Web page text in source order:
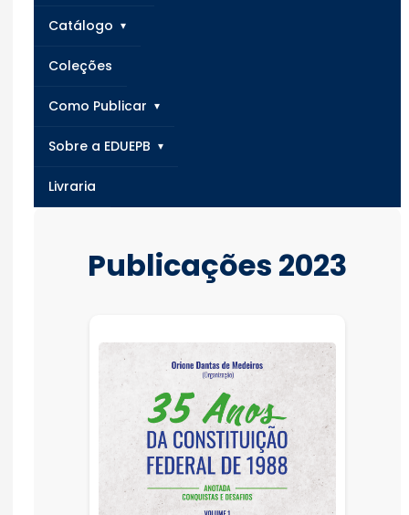
Catálogo
Coleções
Como Publicar
Sobre a EDUEPB
Livraria
Publicações 2023